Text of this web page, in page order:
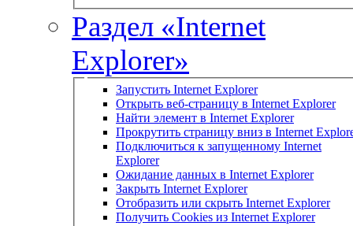
Раздел «Internet
Explorer»
Запустить Internet Explorer
Открыть веб-страницу в Internet Explorer
Найти элемент в Internet Explorer
Прокрутить страницу вниз в Internet
Подключиться к запущенному Internet
Explorer
Ожидание данных в Internet Explorer
Закрыть Internet Explorer
Отобразить или скрыть Internet Explorer
Получить Cookies из Internet Explorer